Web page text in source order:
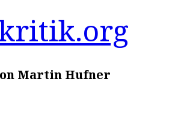
Martin Hufner